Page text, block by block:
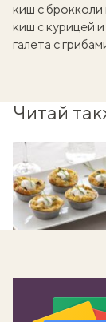
киш с
киш с курицей
галета с
Читай